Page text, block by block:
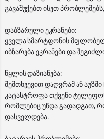
გავაშუქებთ ისეთ
დაბზარული ეკრანები:
ყველა სმარტფონის
იბზარება ეკრანები და
წყლის დაზიანება:
შემთხვევით დაღვრამ ან
კატასტროფა თქვენი
რომლებიც უნდა გადადგათ,
დასველდება.